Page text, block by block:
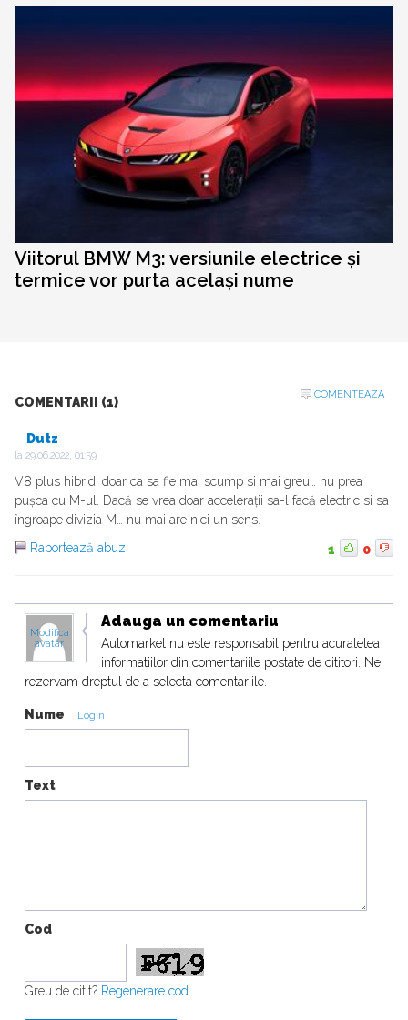
Viitorul BMW M3: versiunile electrice și
termice vor purta același nume
COMENTARII (1)
COMENTEAZA
Dutz
la 29.06.2022, 01:59
V8 plus hibrid, doar ca sa fie mai scump si mai greu… nu prea
pușca cu M-ul. Dacă se vrea doar accelerații sa-l facă electric si sa
îngroape divizia M… nu mai are nici un sens.
Raportează abuz
1 0
Modifica
avatar
Adauga un comentariu
Automarket nu este responsabil pentru acuratetea
informatiilor din comentariile postate de cititori. Ne
rezervam dreptul de a selecta comentariile.
Nume Login
Text
Cod
Greu de citit? Regenerare cod